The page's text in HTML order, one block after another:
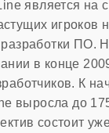
является на
игроков
разработки ПО.
в конце
К
выросла до
состоит